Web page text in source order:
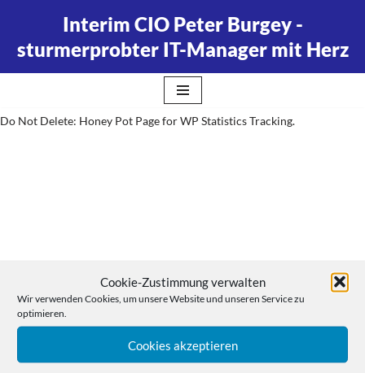
Cookie-Zustimmung verwalten
Wir verwenden Cookies, um unsere Website und unseren Service zu
optimieren.
Cookies akzeptieren
Zum
Inhalt
springen
Interim CIO Peter Burgey -
sturmerprobter IT-Manager mit Herz
Do Not Delete: Honey Pot Page for WP Statistics Tracking.